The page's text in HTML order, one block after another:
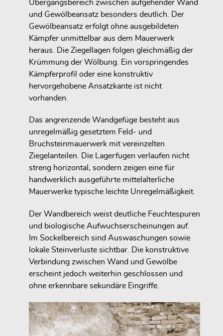
Übergangsbereich zwischen aufgehender Wand
und Gewölbeansatz besonders deutlich. Der
Gewölbeansatz erfolgt ohne ausgebildeten
Kämpfer unmittelbar aus dem Mauerwerk
heraus. Die Ziegellagen folgen gleichmäßig der
Krümmung der Wölbung. Ein vorspringendes
Kämpferprofil oder eine konstruktiv
hervorgehobene Ansatzkante ist nicht
vorhanden.
Das angrenzende Wandgefüge besteht aus
unregelmäßig gesetztem Feld- und
Bruchsteinmauerwerk mit vereinzelten
Ziegelanteilen. Die Lagerfugen verlaufen nicht
streng horizontal, sondern zeigen eine für
handwerklich ausgeführte mittelalterliche
Mauerwerke typische leichte Unregelmäßigkeit.
Der Wandbereich weist deutliche Feuchtespuren
und biologische Aufwuchserscheinungen auf.
Im Sockelbereich sind Auswaschungen sowie
lokale Steinverluste sichtbar. Die konstruktive
Verbindung zwischen Wand und Gewölbe
erscheint jedoch weiterhin geschlossen und
ohne erkennbare sekundäre Eingriffe.